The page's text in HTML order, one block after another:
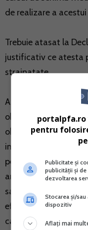
de realizare a
Trebuie atasat la
justificativ ce atesta
strainatate.
Art. 71 Cod fiscal
obtin venituri din
obligatia sa le
impozitul pe venit si
persoanele fizice,
anului urmator celui
sa
efectueze calculul si
cadrul aceluiasi
portalpfa.ro
pentru
Publicitate și
publicității și
dezvoltarea
Stocarea și/
dispozitiv
Aflați mai